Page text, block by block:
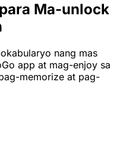
Ma-unlock
nang mas
app at mag-enjoy sa
memorize at pag-